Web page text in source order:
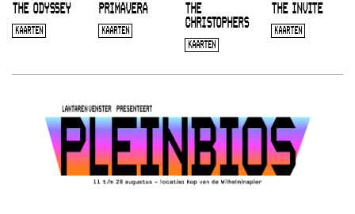
THE ODYSSEY
KAARTEN
PRIMAVERA
KAARTEN
THE
CHRISTOPHERS
KAARTEN
THE INVITE
KAARTEN